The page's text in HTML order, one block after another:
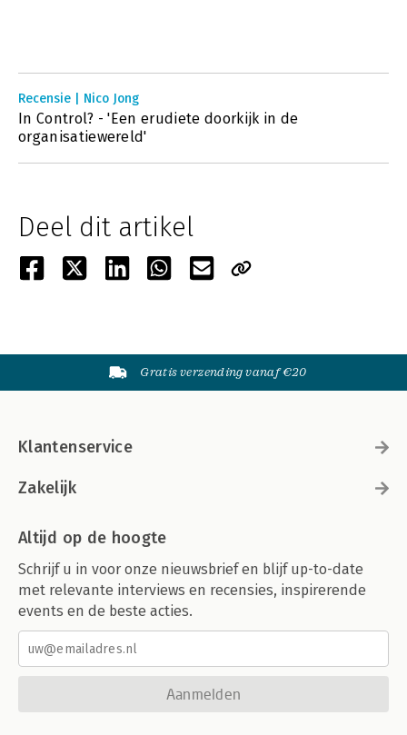
Recensie | Nico Jong
In Control? - 'Een erudiete doorkijk in de
organisatiewereld'
Deel dit artikel
Gratis verzending vanaf €20
Klantenservice
Zakelijk
Altijd op de hoogte
Schrijf u in voor onze nieuwsbrief en blijf up-to-date
met relevante interviews en recensies, inspirerende
events en de beste acties.
Aanmelden